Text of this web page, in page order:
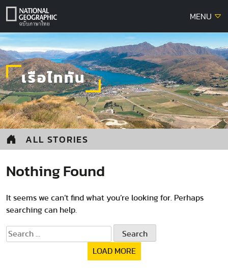
Skip
MENU
เรือไททัน
ALL STORIES
Nothing Found
It seems we can’t find what you’re looking for. Perhaps
searching can help.
Search
for:
LOAD MORE